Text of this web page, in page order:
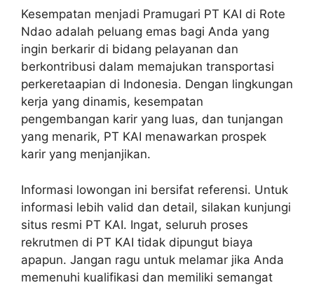
Kesempatan menjadi Pramugari PT KAI di Rote
Ndao adalah peluang emas bagi Anda yang
ingin berkarir di bidang pelayanan dan
berkontribusi dalam memajukan transportasi
perkeretaapian di Indonesia. Dengan lingkungan
kerja yang dinamis, kesempatan
pengembangan karir yang luas, dan tunjangan
yang menarik, PT KAI menawarkan prospek
karir yang menjanjikan.
Informasi lowongan ini bersifat referensi. Untuk
informasi lebih valid dan detail, silakan kunjungi
situs resmi PT KAI. Ingat, seluruh proses
rekrutmen di PT KAI tidak dipungut biaya
apapun. Jangan ragu untuk melamar jika Anda
memenuhi kualifikasi dan memiliki semangat